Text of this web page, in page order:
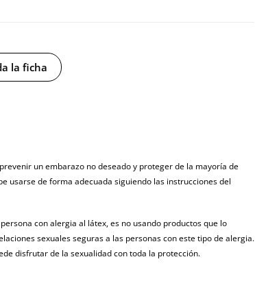
(fecha estimada)
la ficha
un embarazo no deseado y proteger de la mayoría de
usarse de forma adecuada siguiendo las instrucciones del
con alergia al látex, es no usando productos que lo
sexuales seguras a las personas con este tipo de alergia.
disfrutar de la sexualidad con toda la protección.